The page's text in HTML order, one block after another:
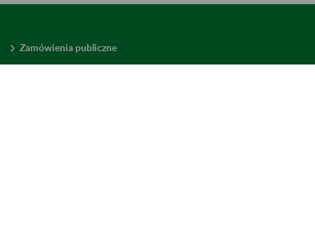
Zamówienia publiczne